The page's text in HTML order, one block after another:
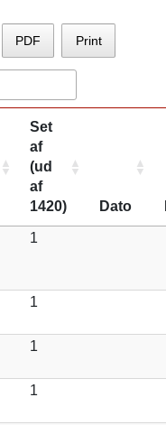
PDF Print
Set
af
(ud
af
1420)
Dato
1
1
1
1